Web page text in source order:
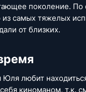
поколение.
из самых тяжелых
от близких.
любит
киноманом, т.к.